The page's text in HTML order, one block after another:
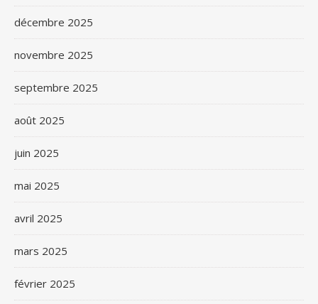
décembre 2025
novembre 2025
septembre 2025
août 2025
juin 2025
mai 2025
avril 2025
mars 2025
février 2025